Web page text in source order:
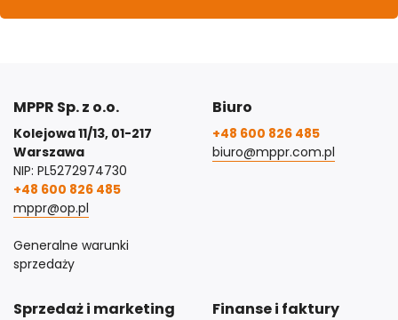
MPPR Sp. z o.o.
Kolejowa 11/13, 01-217
Warszawa
NIP: PL5272974730
+48 600 826 485
mppr@op.pl
Generalne warunki
sprzedaży
Biuro
+48 600 826 485
biuro@mppr.com.pl
Sprzedaż i marketing Finanse i faktury